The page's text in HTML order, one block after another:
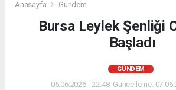
Anasayfa Gündem
Bursa Leylek Şenliği
Başladı
GÜNDEM
06.06.2026 - 22:48, Güncelleme: